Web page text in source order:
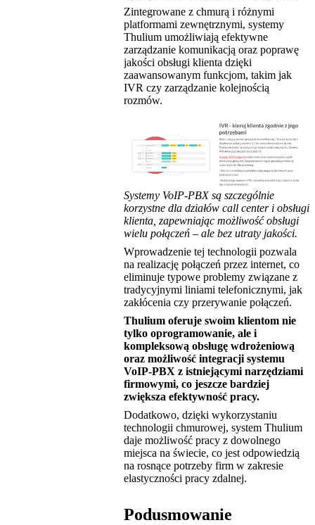
Zintegrowane z chmurą i różnymi
platformami zewnętrznymi, systemy
Thulium umożliwiają efektywne
zarządzanie komunikacją oraz poprawę
jakości obsługi klienta dzięki
zaawansowanym funkcjom, takim jak
IVR czy zarządzanie kolejnością
rozmów.
Systemy VoIP-PBX są szczególnie
korzystne dla działów call center i obsługi
klienta, zapewniając możliwość obsługi
wielu połączeń – ale bez utraty jakości.
Wprowadzenie tej technologii pozwala
na realizację połączeń przez internet, co
eliminuje typowe problemy związane z
tradycyjnymi liniami telefonicznymi, jak
zakłócenia czy przerywanie połączeń.
Thulium oferuje swoim klientom nie
tylko oprogramowanie, ale i
kompleksową obsługę wdrożeniową
oraz możliwość integracji systemu
VoIP-PBX z istniejącymi narzędziami
firmowymi, co jeszcze bardziej
zwiększa efektywność pracy.
Dodatkowo, dzięki wykorzystaniu
technologii chmurowej, system Thulium
daje możliwość pracy z dowolnego
miejsca na świecie, co jest odpowiedzią
na rosnące potrzeby firm w zakresie
elastyczności pracy zdalnej.
Podusmowanie